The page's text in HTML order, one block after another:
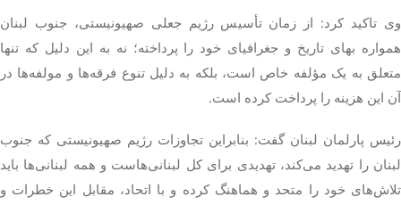
وی تاکید کرد: از زمان تأسیس رژیم جعلی صهیونیستی، جنوب لبنان
همواره بهای تاریخ و جغرافیای خود را پرداخته؛ نه به این دلیل که تنها
متعلق به یک مؤلفه خاص است، بلکه به دلیل تنوع فرقه‌ها و مولفه‌ها در
آن این هزینه را پرداخت کرده است.
رئیس پارلمان لبنان گفت: بنابراین تجاوزات رژیم صهیونیستی که جنوب
لبنان را تهدید می‌کند، تهدیدی برای کل لبنانی‌هاست و همه لبنانی‌ها باید
تلاش‌های خود را متحد و هماهنگ کرده و با اتحاد، مقابل این خطرات و